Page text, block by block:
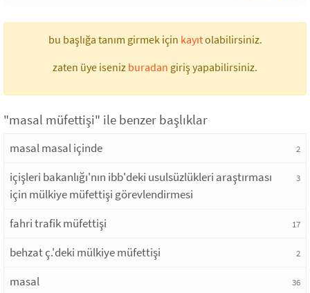
bu başlığa tanım girmek için kayıtolabilirsiniz.
zaten üye iseniz buradan giriş yapabilirsiniz.
"masal müfettişi" ile benzer başlıklar
masal masal içinde 2
içişleri bakanlığı'nın ibb'deki usulsüzlükleri araştırması
için mülkiye müfettişi görevlendirmesi
3
fahri trafik müfettişi 17
behzat ç.'deki mülkiye müfettişi 2
masal 36